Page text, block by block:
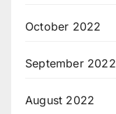
October 2022
September 2022
August 2022